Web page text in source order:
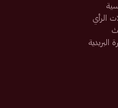
الرأي
البريدية